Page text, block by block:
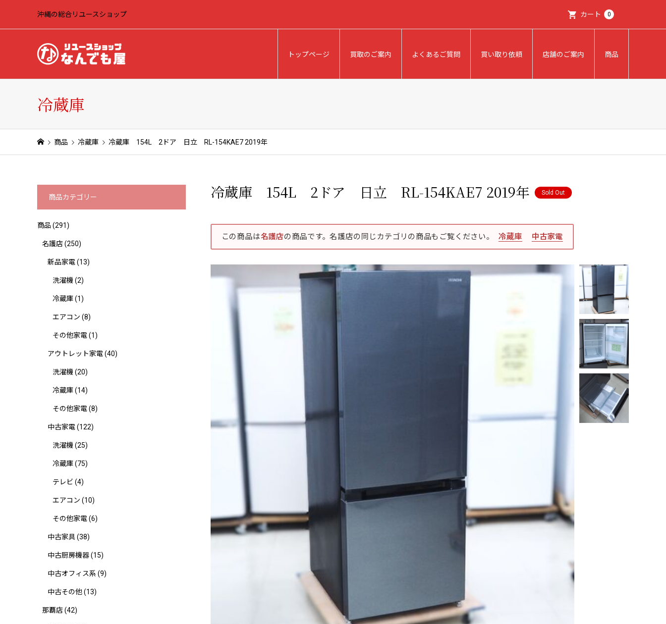
沖縄の総合リユースショップ カート 0
トップページ 買取のご案内 よくあるご質問 買い取り依頼 店舗のご案内 商品
冷蔵庫
商品 冷蔵庫 冷蔵庫 154L 2ドア 日立 RL-154KAE7 2019年
冷蔵庫 154L 2ドア 日立 RL-154KAE7 2019年 Sold Out
この商品は名護店の商品です。名護店の同じカテゴリの商品もご覧ください。 冷蔵庫 中古家電
商品カテゴリー
商品 (291)
名護店(250)
新品家電(13)
洗濯機 (2)
冷蔵庫(1)
エアコン (8)
その他家電(1)
アウトレット家電(40)
洗濯機 (20)
冷蔵庫(14)
その他家電(8)
中古家電(122)
洗濯機 (25)
冷蔵庫(75)
テレビ (4)
エアコン (10)
その他家電(6)
中古家具(38)
中古厨房機器(15)
中古オフィス系 (9)
中古その他(13)
那覇店(42)